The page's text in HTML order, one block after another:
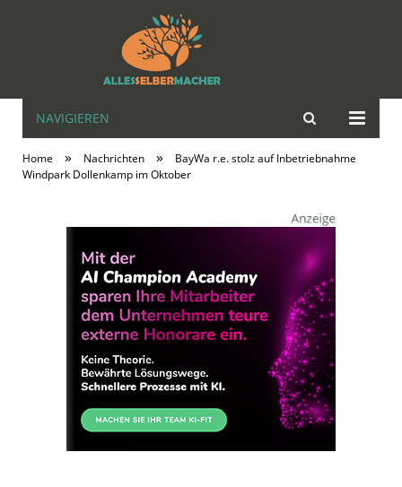
alles | selbst |
MACHER
NAVIGIEREN
Home » Nachrichten »
BayWa r.e. stolz auf Inbetriebnahme
Windpark Dollenkamp im Oktober